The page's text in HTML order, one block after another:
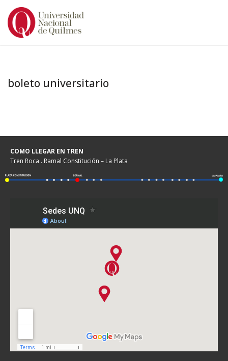
Ir
boleto universitario
COMO LLEGAR EN TREN
Tren Roca . Ramal Constitución – La Plata